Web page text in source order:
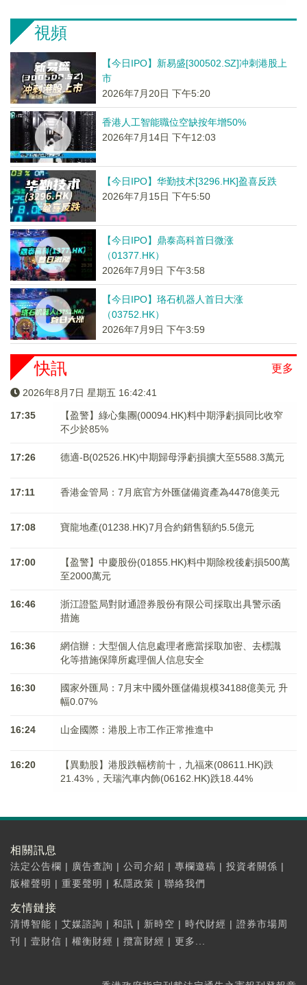
視頻
【今日IPO】新易盛[300502.SZ]冲刺港股上
市
2026年7月20日 下午5:20
香港人工智能職位空缺按年增50%
2026年7月14日 下午12:03
【今日IPO】华勤技术[3296.HK]盈喜反跌
2026年7月15日 下午5:50
【今日IPO】鼎泰高科首日微涨
（01377.HK）
2026年7月9日 下午3:58
【今日IPO】珞石机器人首日大涨
（03752.HK）
2026年7月9日 下午3:59
更多
快訊
2026年8月7日 星期五 16:42:42
17:35
【盈警】綠心集團(00094.HK)料中期淨虧損同比收窄
不少於85%
17:26 德適-B(02526.HK)中期歸母淨虧損擴大至5588.3萬元
17:11 香港金管局：7月底官方外匯儲備資產為4478億美元
17:08 寶龍地產(01238.HK)7月合約銷售額約5.5億元
17:00
【盈警】中慶股份(01855.HK)料中期除稅後虧損500萬
至2000萬元
16:46
浙江證監局對財通證券股份有限公司採取出具警示函
措施
16:36
網信辦：大型個人信息處理者應當採取加密、去標識
化等措施保障所處理個人信息安全
16:30
國家外匯局：7月末中國外匯儲備規模34188億美元 升
幅0.07%
16:24 山金國際：港股上市工作正常推進中
16:20
【異動股】港股跌幅榜前十，九福來(08611.HK)跌
21.43%，天瑞汽車内飾(06162.HK)跌18.44%
相關訊息
法定公告欄 | 廣告查詢 | 公司介紹 | 專欄邀稿 | 投資者關係 |
版權聲明 | 重要聲明 | 私隱政策 | 聯絡我們
友情鏈接
清博智能 | 艾媒諮詢 | 和訊 | 新時空 | 時代財經 | 證券市場周
刊
| 壹財信 | 權衡財經 | 攬富財經 | 更多...